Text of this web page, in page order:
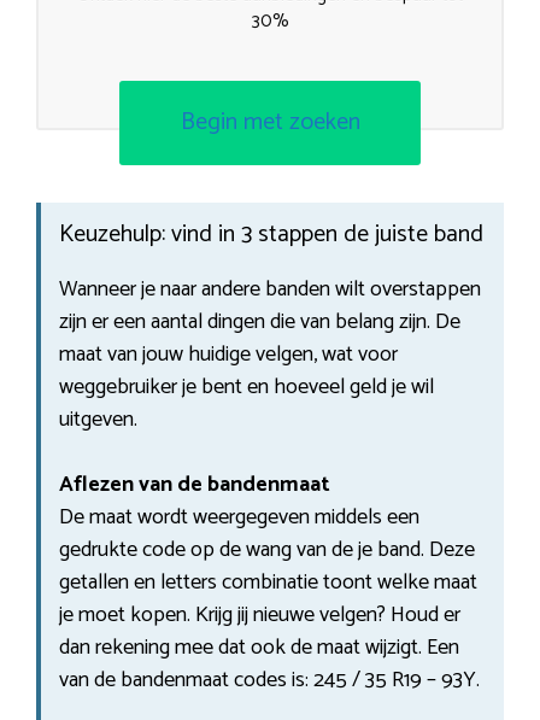
30%
Begin met zoeken
Keuzehulp: vind in 3 stappen de juiste band
Wanneer je naar andere banden wilt overstappen
zijn er een aantal dingen die van belang zijn. De
maat van jouw huidige velgen, wat voor
weggebruiker je bent en hoeveel geld je wil
uitgeven.
Aflezen van de bandenmaat
De maat wordt weergegeven middels een
gedrukte code op de wang van de je band. Deze
getallen en letters combinatie toont welke maat
je moet kopen. Krijg jij nieuwe velgen? Houd er
dan rekening mee dat ook de maat wijzigt. Een
van de bandenmaat codes is: 245 / 35 R19 – 93Y.